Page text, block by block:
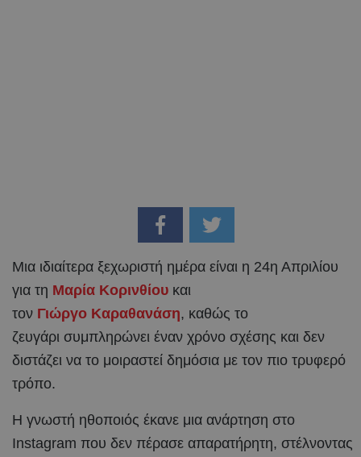
Μια ιδιαίτερα ξεχωριστή ημέρα είναι η 24η Απριλίου
για τη Μαρία Κορινθίου και
τον Γιώργο Καραθανάση, καθώς το
ζευγάρι συμπληρώνει έναν χρόνο σχέσης και δεν
διστάζει να το μοιραστεί δημόσια με τον πιο τρυφερό
τρόπο.
Η γνωστή ηθοποιός έκανε μια ανάρτηση στο
Instagram που δεν πέρασε απαρατήρητη, στέλνοντας